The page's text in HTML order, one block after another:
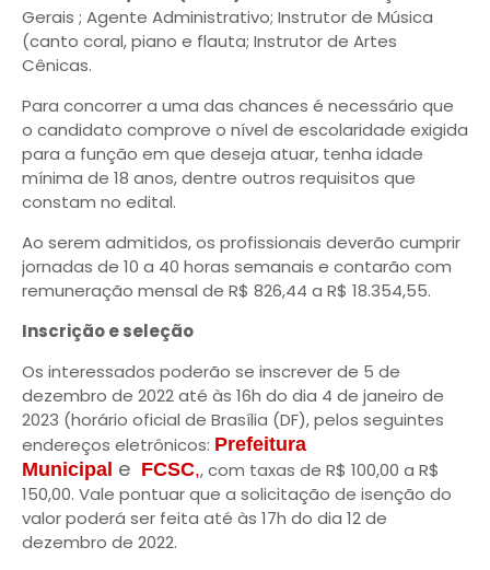
Gerais ; Agente Administrativo; Instrutor de Música
(canto coral, piano e flauta; Instrutor de Artes
Cênicas.
Para concorrer a uma das chances é necessário que
o candidato comprove o nível de escolaridade exigida
para a função em que deseja atuar, tenha idade
mínima de 18 anos, dentre outros requisitos que
constam no edital.
Ao serem admitidos, os profissionais deverão cumprir
jornadas de 10 a 40 horas semanais e contarão com
remuneração mensal de R$ 826,44 a R$ 18.354,55.
Inscrição e seleção
Os interessados poderão se inscrever de 5 de
dezembro de 2022 até às 16h do dia 4 de janeiro de
2023 (horário oficial de Brasília (DF), pelos seguintes
endereços eletrônicos: Prefeitura
Municipal e FCSC,, com taxas de R$ 100,00 a R$
150,00. Vale pontuar que a solicitação de isenção do
valor poderá ser feita até às 17h do dia 12 de
dezembro de 2022.